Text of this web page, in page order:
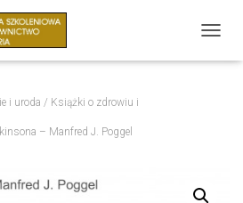
R
i uroda / Książki o zdrowiu i
– Manfred J. Poggel